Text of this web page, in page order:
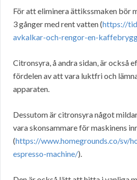
För att eliminera ättikssmaken bör
3 gånger med rent vatten (https://
avkalkar-och-rengor-en-
Citronsyra, å andra sidan, är också
fördelen av att vara luktfri och
apparaten.
Dessutom är citronsyra något
vara skonsammare för maskinens
(https://www.homegrounds.co/sv/
espresso-machine/).